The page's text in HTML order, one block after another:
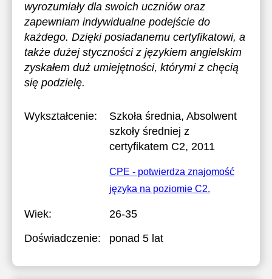
wyrozumiały dla swoich uczniów oraz
zapewniam indywidualne podejście do
każdego. Dzięki posiadanemu certyfikatowi, a
także dużej styczności z językiem angielskim
zyskałem duż umiejętności, którymi z chęcią
się podzielę.
Wykształcenie: Szkoła średnia, Absolwent
szkoły średniej z
certyfikatem C2, 2011
CPE - potwierdza znajomość
języka na poziomie C2.
Wiek:
26-35
Doświadczenie:
ponad 5 lat